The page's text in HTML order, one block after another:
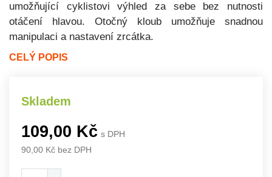
umožňující cyklistovi výhled za sebe bez nutnosti
otáčení hlavou. Otočný kloub umožňuje snadnou
manipulaci a nastavení zrcátka.
CELÝ POPIS
Skladem
109,00 Kč s DPH
90,00 Kč bez DPH